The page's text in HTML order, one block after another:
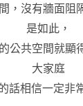
，沒有牆面阻
是如此 ，
公共空間就顯
大家庭
話相信一定非